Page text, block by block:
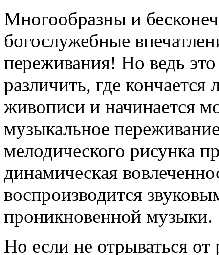
Многообразны и
богослужебные
переживания! Но ведь
различить, где
живописи и начинается
музыкальное
мелодического рисунка
динамическая
воспроизводится
проникновенной музыки.
Но если не отрываться